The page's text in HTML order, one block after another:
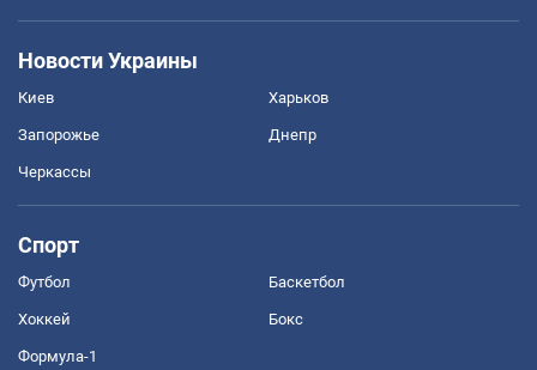
Новости Украины
Киев Харьков
Запорожье Днепр
Черкассы
Спорт
Футбол Баскетбол
Хоккей Бокс
Формула-1